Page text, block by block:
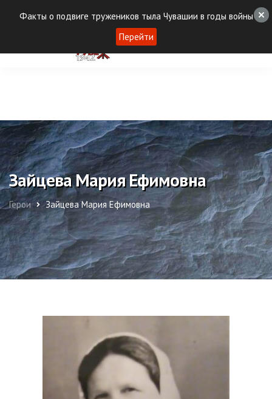
Зайцева Мария Ефимовна
Герои Зайцева Мария Ефимовна
Факты о подвиге тружеников тыла Чувашии в годы войны
Перейти